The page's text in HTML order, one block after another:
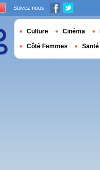
Suivez nous
Culture Cinéma
Côté Femmes Santé